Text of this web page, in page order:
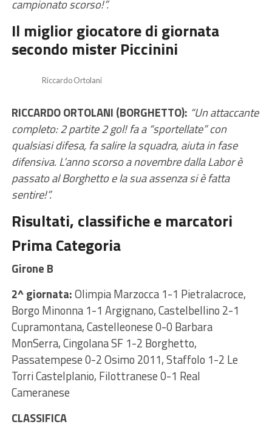
campionato scorso!”.
Il miglior giocatore di giornata
secondo mister Piccinini
Riccardo Ortolani
RICCARDO ORTOLANI (BORGHETTO): “Un attaccante
completo: 2 partite 2 gol! fa a “sportellate” con
qualsiasi difesa, fa salire la squadra, aiuta in fase
difensiva. L’anno scorso a novembre dalla Labor è
passato al Borghetto e la sua assenza si è fatta
sentire!”.
Risultati, classifiche e marcatori
Prima Categoria
Girone B
2^ giornata:Olimpia Marzocca 1-1 Pietralacroce,
Borgo Minonna 1-1 Argignano, Castelbellino 2-1
Cupramontana, Castelleonese 0-0 Barbara
MonSerra, Cingolana SF 1-2 Borghetto,
Passatempese 0-2 Osimo 2011, Staffolo 1-2 Le
Torri Castelplanio, Filottranese 0-1 Real
Cameranese
CLASSIFICA